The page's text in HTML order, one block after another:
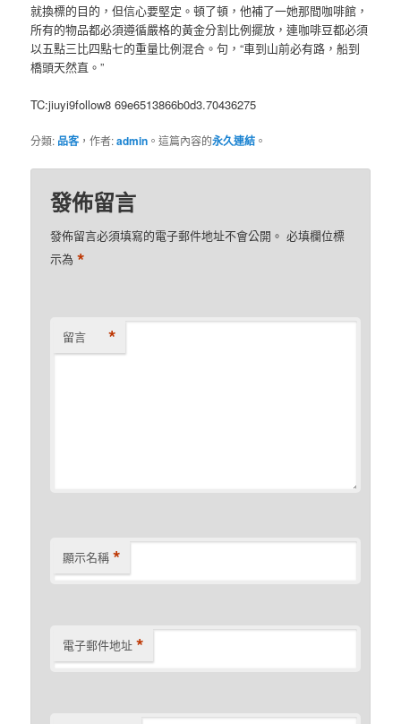
就換標的目的，但信心要堅定。頓了頓，他補了一她那間咖啡館，
所有的物品都必須遵循嚴格的黃金分割比例擺放，連咖啡豆都必須
以五點三比四點七的重量比例混合。句，“車到山前必有路，船到
橋頭天然直。”
TC:jiuyi9follow8 69e6513866b0d3.70436275
分類: 品客 ，作者:admin 。這篇內容的永久連結 。
發佈留言
發佈留言必須填寫的電子郵件地址不會公開。 必填欄位標
示為*
留言 *
顯示名稱 *
電子郵件地址 *